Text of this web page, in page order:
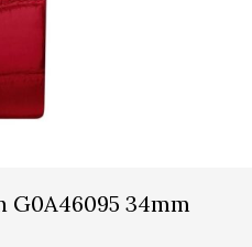
G0A46095 34mm